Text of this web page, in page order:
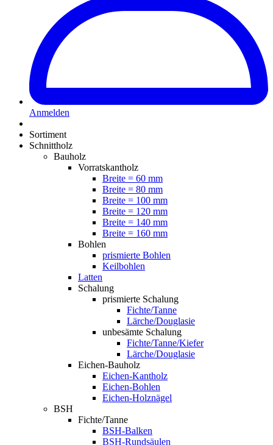
Anmelden
Sortiment
Schnittholz
Bauholz
Vorratskantholz
Breite = 60 mm
Breite = 80 mm
Breite = 100 mm
Breite = 120 mm
Breite = 140 mm
Breite = 160 mm
Bohlen
prismierte Bohlen
Keilbohlen
Latten
Schalung
prismierte Schalung
Fichte/Tanne
Lärche/Douglasie
unbesämte Schalung
Fichte/Tanne/Kiefer
Lärche/Douglasie
Eichen-Bauholz
Eichen-Kantholz
Eichen-Bohlen
Eichen-Holznägel
BSH
Fichte/Tanne
BSH-Balken
BSH-Rundsäulen